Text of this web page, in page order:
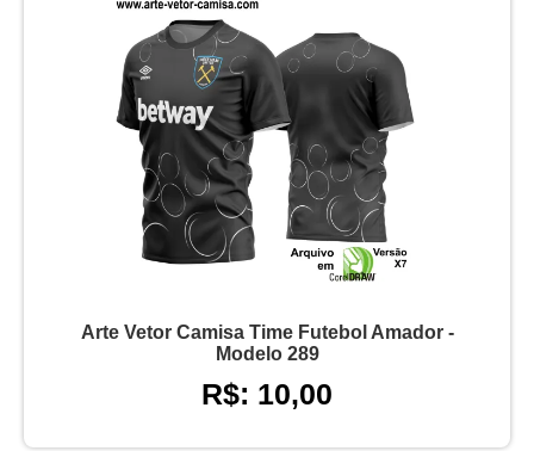
Arte Vetor Camisa Time Futebol Amador -
Modelo 289
R$: 10,00